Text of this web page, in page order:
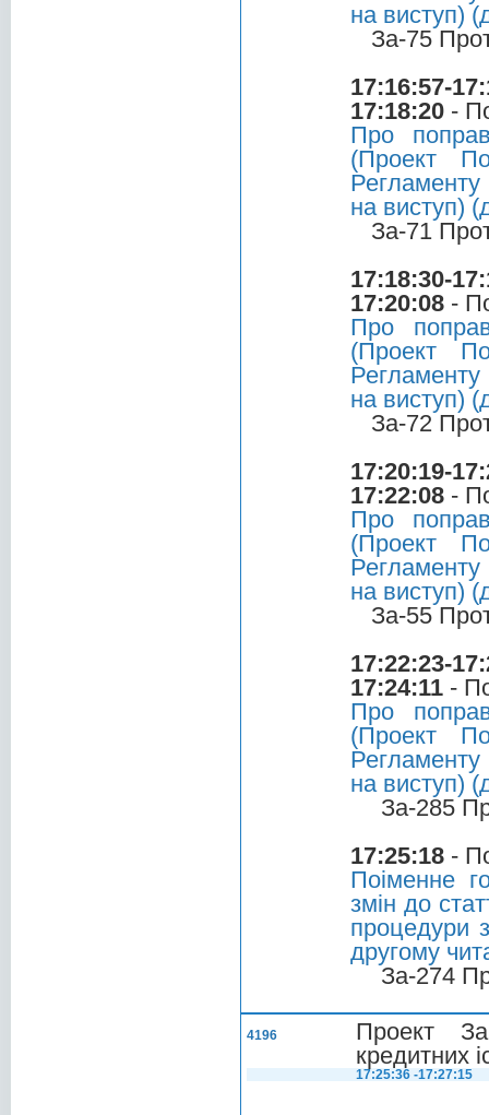
на виступ)
За-75
17:16:57-
17:18:20 -
Про
(Проект
на виступ)
За-71
17:18:30-
17:20:08 -
Про
(Проект
на виступ)
За-72
17:20:19-
17:22:08 -
Про
(Проект
на виступ)
За-55
17:22:23-
17:24:11 -
Про
(Проект
на виступ)
За-285
17:25:18 -
Поіменне
змін до
процедури
другому
За-274
4196
Проект
кредитних
17:25:36 -17:27:15